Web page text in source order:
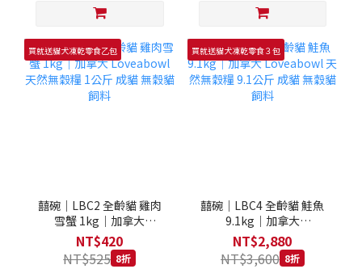
買就送貓犬凍乾零食乙包
囍碗｜LBC2 全齡貓 雞肉
雪蟹 1kg｜加拿大
Loveabowl 天然無穀糧 1
公斤 成貓 無穀貓飼料
NT$420
NT$525 8折
買就送貓犬凍乾零食３包
囍碗｜LBC4 全齡貓 鮭魚
9.1kg｜加拿大
Loveabowl 天然無穀糧
9.1公斤 成貓 無穀貓飼料
NT$2,880
NT$3,600 8折